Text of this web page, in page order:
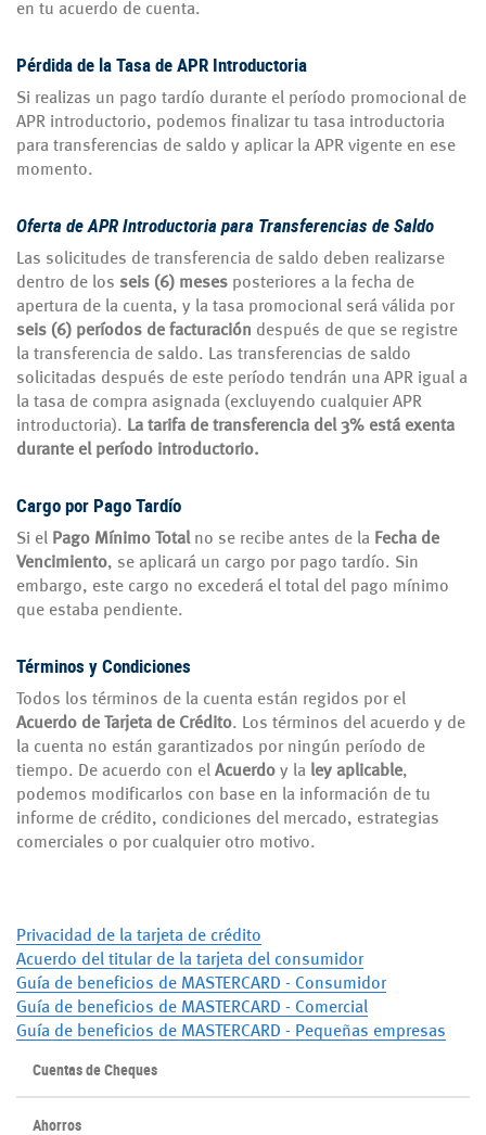
en tu acuerdo de cuenta.
Pérdida de la Tasa de APR Introductoria
Si realizas un pago tardío durante el período promocional de
APR introductorio, podemos finalizar tu tasa introductoria
para transferencias de saldo y aplicar la APR vigente en ese
momento.
Oferta de APR Introductoria para Transferencias de Saldo
Las solicitudes de transferencia de saldo deben realizarse
dentro de los seis (6) meses posteriores a la fecha de
apertura de la cuenta, y la tasa promocional será válida por
seis (6) períodos de facturación después de que se registre
la transferencia de saldo. Las transferencias de saldo
solicitadas después de este período tendrán una APR igual a
la tasa de compra asignada (excluyendo cualquier APR
introductoria). La tarifa de transferencia del 3% está exenta
durante el período introductorio.
Cargo por Pago Tardío
Si el Pago Mínimo Totalno se recibe antes de la Fecha de
Vencimiento, se aplicará un cargo por pago tardío. Sin
embargo, este cargo no excederá el total del pago mínimo
que estaba pendiente.
Términos y Condiciones
Todos los términos de la cuenta están regidos por el
Acuerdo de Tarjeta de Crédito. Los términos del acuerdo y de
la cuenta no están garantizados por ningún período de
tiempo. De acuerdo con el Acuerdo y la ley aplicable,
podemos modificarlos con base en la información de tu
informe de crédito, condiciones del mercado, estrategias
comerciales o por cualquier otro motivo.
Privacidad de la tarjeta de crédito
in
a
new
Window)
in
a
new
Window)
Acuerdo del titular de la tarjeta del consumidor
Guía de beneficios de MASTERCARD - Consumidor(Opens
a
(Opens
a
Guía de beneficios de MASTERCARD - Comercial
in
Window)
in
Window)
Guía de beneficios de MASTERCARD - Pequeñas empresas
new
new
Cuentas de Cheques
Ahorros